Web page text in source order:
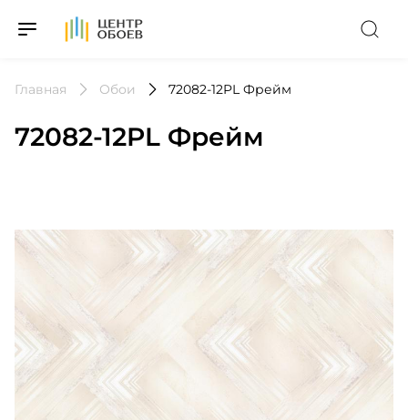
На Главную
Главная Обои 72082-12PL Фрейм
72082-12PL Фрейм